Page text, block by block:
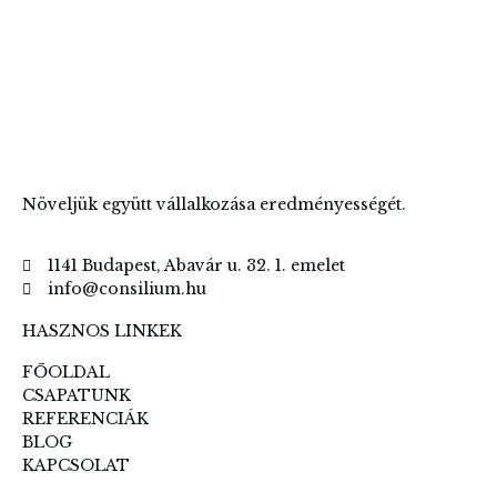
Növeljük együtt vállalkozása eredményességét.
1141 Budapest, Abavár u. 32. 1. emelet
info@consilium.hu
HASZNOS LINKEK
FŐOLDAL
CSAPATUNK
REFERENCIÁK
BLOG
KAPCSOLAT